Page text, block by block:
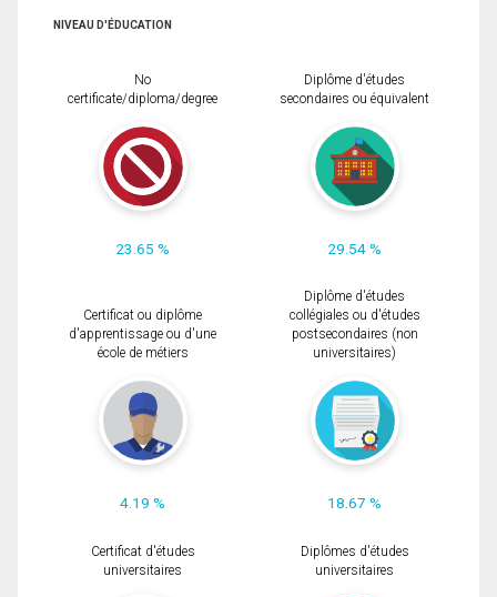
NIVEAU D'ÉDUCATION
No
certificate/diploma/degree
23.65 %
Diplôme d'études
secondaires ou équivalent
29.54 %
Certificat ou diplôme
d'apprentissage ou d'une
école de métiers
4.19 %
Diplôme d'études
collégiales ou d'études
postsecondaires (non
universitaires)
18.67 %
Certificat d'études
universitaires
Diplômes d'études
universitaires